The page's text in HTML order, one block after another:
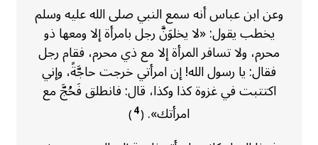
وعن ابن عباس أنه سمع النبي صلى الله عليه وسلم
يخطب يقول: «لا يخلوَنَّ رجل بامرأة إلا ومعها ذو
محرم، ولا تسافر المرأة إلا مع ذي محرم، فقام رجل
فقال: يا رسول الله! إن امرأتي خرجت حاجَّةً، وإني
اكتتبت في غزوة كذا وكذا، قال: فانطلق فَحُجَّ مع
امرأتك».(
4
)